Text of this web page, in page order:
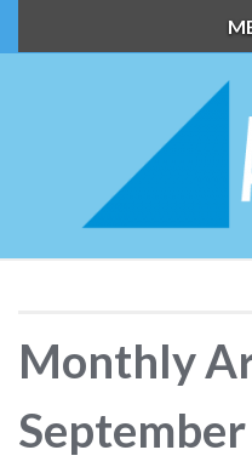
Monthly